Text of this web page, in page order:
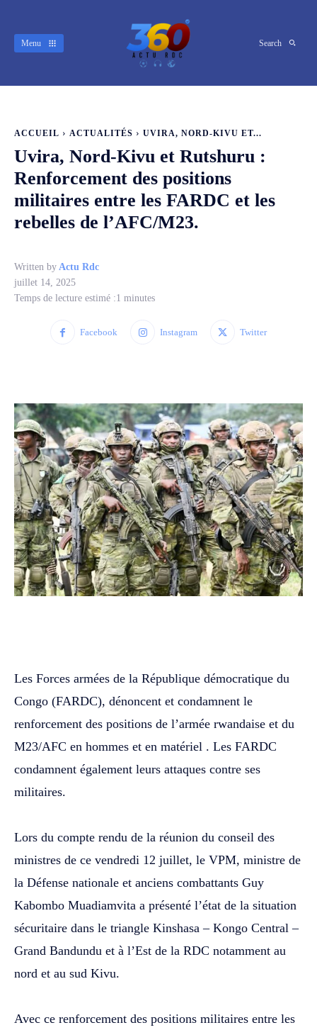
Menu Search
ACCUEIL ACTUALITÉS UVIRA, NORD-KIVU ET...
Uvira, Nord-Kivu et Rutshuru‎ :
Renforcement des positions
militaires entre les FARDC et les
rebelles de l’AFC/M23.
Written by Actu Rdc
juillet 14, 2025
Temps de lecture estimé :1 minutes
Facebook Instagram Twitter
‎Les Forces armées de la République démocratique du
Congo (FARDC), dénoncent et condamnent le
renforcement des positions de l’armée rwandaise et du
M23/AFC en hommes et en matériel . Les FARDC
condamnent également leurs attaques contre ses
militaires.
‎Lors du compte rendu de la réunion du conseil des
ministres de ce vendredi 12 juillet, le VPM, ministre de
la Défense nationale et anciens combattants Guy
Kabombo Muadiamvita a présenté l’état de la situation
sécuritaire dans le triangle Kinshasa – Kongo Central –
Grand Bandundu et à l’Est de la RDC notamment au
nord et au sud Kivu.
‎Avec ce renforcement des positions militaires entre les